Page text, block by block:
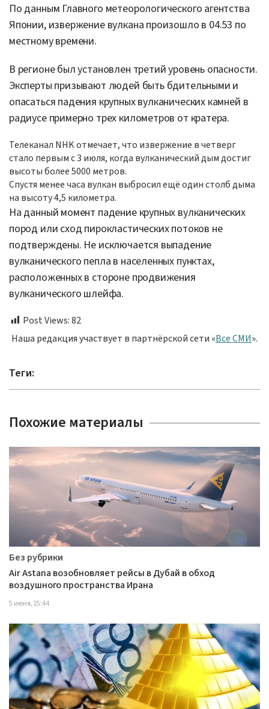
По данным Главного метеорологического агентства
Японии, извержение вулкана произошло в 04.53 по
местному времени.
В регионе был установлен третий уровень опасности.
Эксперты призывают людей быть бдительными и
опасаться падения крупных вулканических камней в
радиусе примерно трех километров от кратера.
Телеканал NHK отмечает, что извержение в четверг
стало первым с 3 июля, когда вулканический дым достиг
высоты более 5000 метров.
Спустя менее часа вулкан выбросил ещё один столб дыма
на высоту 4,5 километра.
На данный момент падение крупных вулканических
пород или сход пирокластических потоков не
подтверждены. Не исключается выпадение
вулканического пепла в населенных пунктах,
расположенных в стороне продвижения
вулканического шлейфа.
Post Views:82
Наша редакция участвует в партнёрской сети «Все СМИ».
Теги:
Похожие материалы
Без рубрики
Air Astana возобновляет рейсы в Дубай в обход
воздушного пространства Ирана
5 июня, 15:44